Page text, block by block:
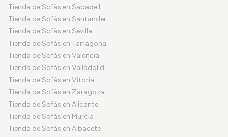
Tienda de Sofás en Sabadell
Tienda de Sofás en Santander
Tienda de Sofás en Sevilla
Tienda de Sofás en Tarragona
Tienda de Sofás en Valencia
Tienda de Sofás en Valladolid
Tienda de Sofás en Vitoria
Tienda de Sofás en Zaragoza
Tienda de Sofás en Alicante
Tienda de Sofás en Murcia
Tienda de Sofás en Albacete